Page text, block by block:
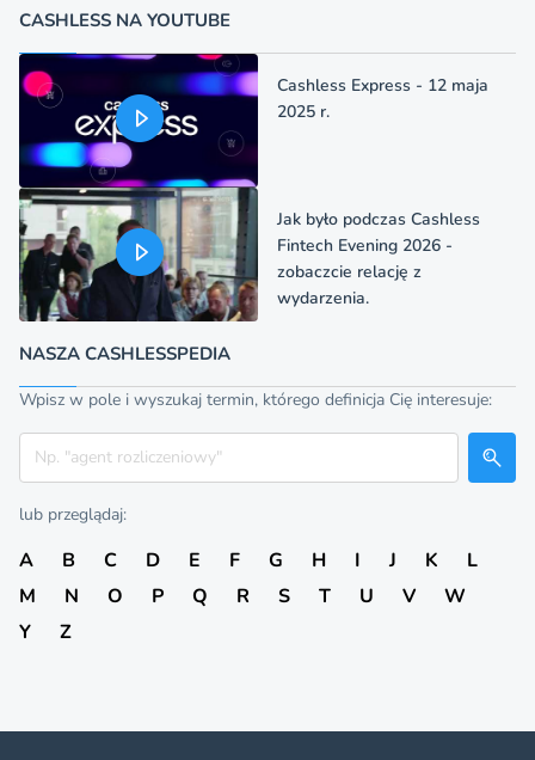
CASHLESS NA YOUTUBE
Cashless Express - 12 maja
2025 r.
Jak było podczas Cashless
Fintech Evening 2026 -
zobaczcie relację z
wydarzenia.
NASZA CASHLESSPEDIA
Wpisz w pole i wyszukaj termin, którego definicja Cię interesuje:
Szukaj
lub przeglądaj:
A B C D E F G H I J K
L
M
N O P Q R S T U V
W
Y
Z